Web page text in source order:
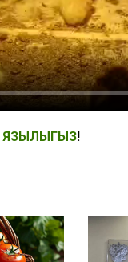
ЯЗЫЛЫГЫЗ!